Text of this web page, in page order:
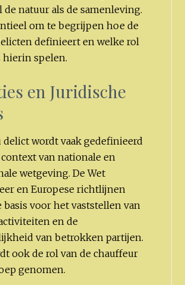
de natuur als de samenleving.
om te begrijpen hoe de
definieert en welke rol
hierin spelen.
en Juridische
delict wordt vaak gedefinieerd
van nationale en
wetgeving. De Wet
en Europese richtlijnen
basis voor het vaststellen van
en de
van betrokken partijen.
ook de rol van de chauffeur
genomen.